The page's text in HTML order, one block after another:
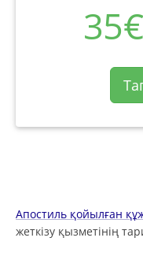
Апостиль қойылған
жеткізу қызметінің